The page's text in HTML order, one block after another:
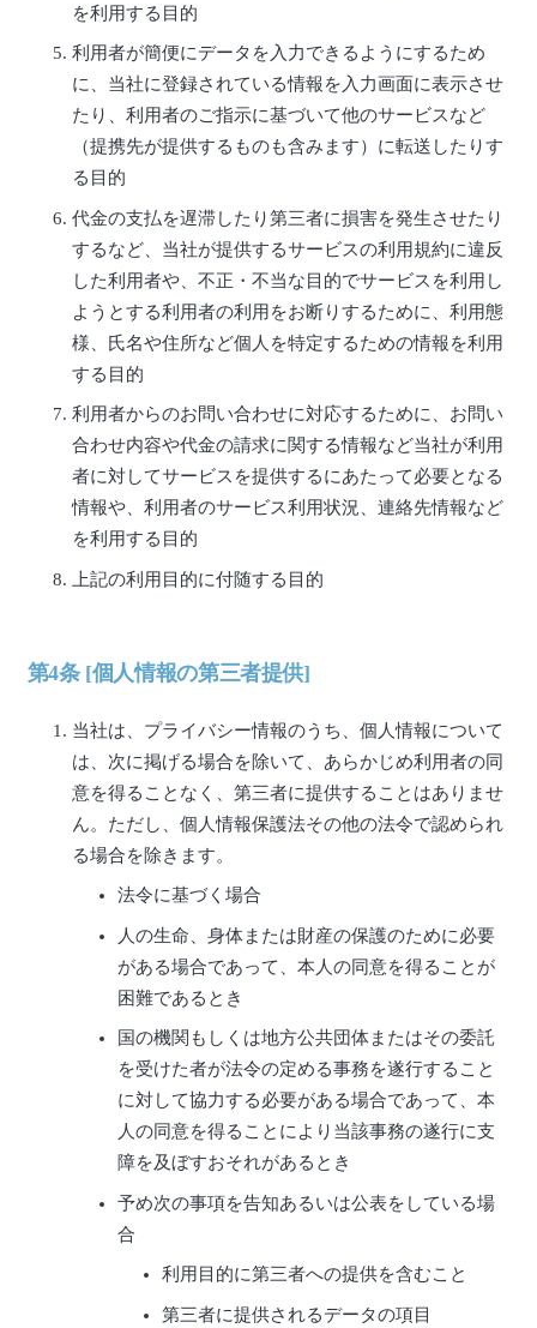
を利用する目的
利用者が簡便にデータを入力できるようにするため
に、当社に登録されている情報を入力画面に表示させ
たり、利用者のご指示に基づいて他のサービスなど
（提携先が提供するものも含みます）に転送したりす
る目的
代金の支払を遅滞したり第三者に損害を発生させたり
するなど、当社が提供するサービスの利用規約に違反
した利用者や、不正・不当な目的でサービスを利用し
ようとする利用者の利用をお断りするために、利用態
様、氏名や住所など個人を特定するための情報を利用
する目的
利用者からのお問い合わせに対応するために、お問い
合わせ内容や代金の請求に関する情報など当社が利用
者に対してサービスを提供するにあたって必要となる
情報や、利用者のサービス利用状況、連絡先情報など
を利用する目的
上記の利用目的に付随する目的
第4条 [個人情報の第三者提供]
当社は、プライバシー情報のうち、個人情報について
は、次に掲げる場合を除いて、あらかじめ利用者の同
意を得ることなく、第三者に提供することはありませ
ん。ただし、個人情報保護法その他の法令で認められ
る場合を除きます。
法令に基づく場合
人の生命、身体または財産の保護のために必要
がある場合であって、本人の同意を得ることが
困難であるとき
国の機関もしくは地方公共団体またはその委託
を受けた者が法令の定める事務を遂行すること
に対して協力する必要がある場合であって、本
人の同意を得ることにより当該事務の遂行に支
障を及ぼすおそれがあるとき
予め次の事項を告知あるいは公表をしている場
合
利用目的に第三者への提供を含むこと
第三者に提供されるデータの項目